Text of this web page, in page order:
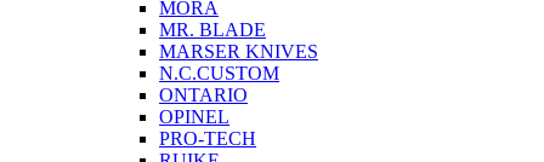
MORA
MR. BLADE
MARSER KNIVES
N.C.CUSTOM
ONTARIO
OPINEL
PRO-TECH